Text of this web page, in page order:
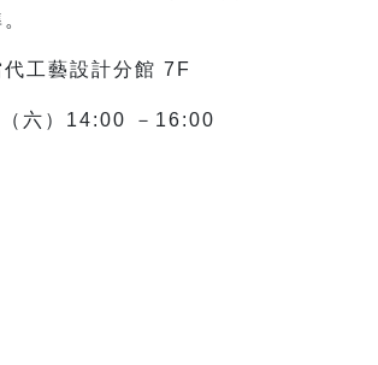
工藝設計分館 7F
六）14:00 －16:00